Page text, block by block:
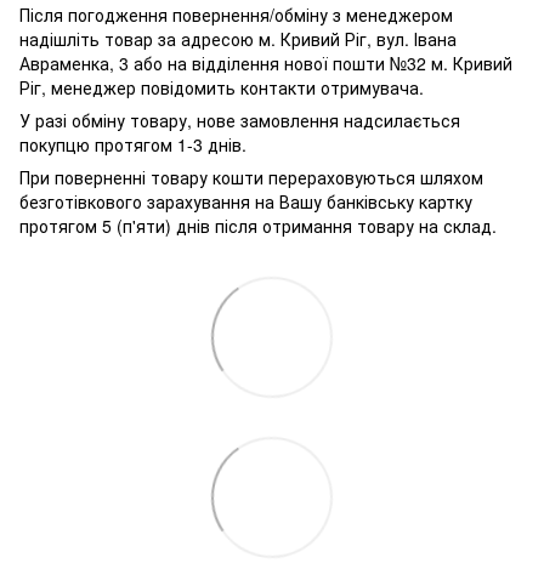
Після погодження повернення/обміну з менеджером
надішліть товар за адресою м. Кривий Ріг, вул. Івана
Авраменка, 3 або на відділення нової пошти №32 м. Кривий
Ріг, менеджер повідомить контакти отримувача.
У разі обміну товару, нове замовлення надсилається
покупцю протягом 1-3 днів.
При поверненні товару кошти перераховуються шляхом
безготівкового зарахування на Вашу банківську картку
протягом 5 (п'яти) днів після отримання товару на склад.